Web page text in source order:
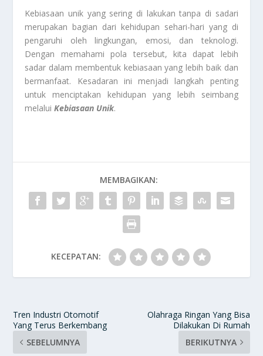
Kebiasaan unik yang sering di lakukan tanpa di sadari
merupakan bagian dari kehidupan sehari-hari yang di
pengaruhi oleh lingkungan, emosi, dan teknologi.
Dengan memahami pola tersebut, kita dapat lebih
sadar dalam membentuk kebiasaan yang lebih baik dan
bermanfaat. Kesadaran ini menjadi langkah penting
untuk menciptakan kehidupan yang lebih seimbang
melaluiKebiasaan Unik.
MEMBAGIKAN:
KECEPATAN:
Tren Industri Otomotif
Yang Terus Berkembang
SEBELUMNYA
Olahraga Ringan Yang Bisa
Dilakukan Di Rumah
BERIKUTNYA